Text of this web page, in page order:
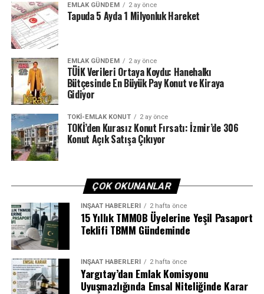
En büyük sorunlarının apartmanlar için temizlik
personeli temin etmek olduğunu aktaran Mert Can
Yılmaz şu an için Adana genelinde apartman temizliği
yapabilecek bin kişiye aynı gün içinde istihdam
sağlayabileceğine dikkat çekti. Yılmaz, “Apartman
temizliği yapacak yüzlerce kişi bu sektörde istihdam
edilebilir. Temizlikten anlayanların boşta kalma şansları
yok. Güvenlik sektörü için de aynı sözleri söyleyebilirim.
Özellikle temizlik alanında, kişilerin artık bu işi yapıp
yapamayacaklarına da bakmıyoruz. Eğitiriz, öğretiriz
diyoruz ama yine işçi bulamıyoruz” diye konuştu.
KAT
SONRAKI
Konutta fiyat balonu söndü
ÖNCEKI
Özhaseki: 2 milyondan fazla konut değişti
EMLAK GÜNDEM 2 ay önce
Tapuda 5 Ayda 1 Milyonluk Hareket
EMLAK GÜNDEM 2 ay önce
TÜİK Verileri Ortaya Koydu: Hanehalkı
Bütçesinde En Büyük Pay Konut ve Kiraya
Gidiyor
TOKI-EMLAK KONUT 2 ay önce
TOKİ’den Kurasız Konut Fırsatı: İzmir’de 306
Konut Açık Satışa Çıkıyor
ÇOK OKUNANLAR
İNŞAAT HABERLERI 2 hafta önce
15 Yıllık TMMOB Üyelerine Yeşil Pasaport
Teklifi TBMM Gündeminde
İNŞAAT HABERLERI 2 hafta önce
Yargıtay’dan Emlak Komisyonu
Uyuşmazlığında Emsal Niteliğinde Karar